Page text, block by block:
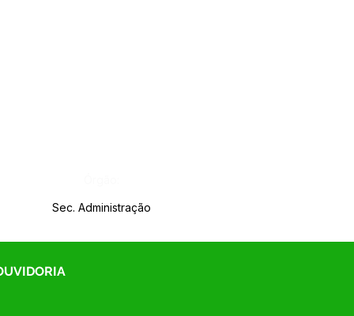
Sec. Administração